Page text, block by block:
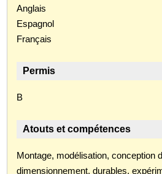
Anglais
Espagnol
Français
Permis
B
Atouts et compétences
Montage, modélisation, conception
dimensionnement, durables,